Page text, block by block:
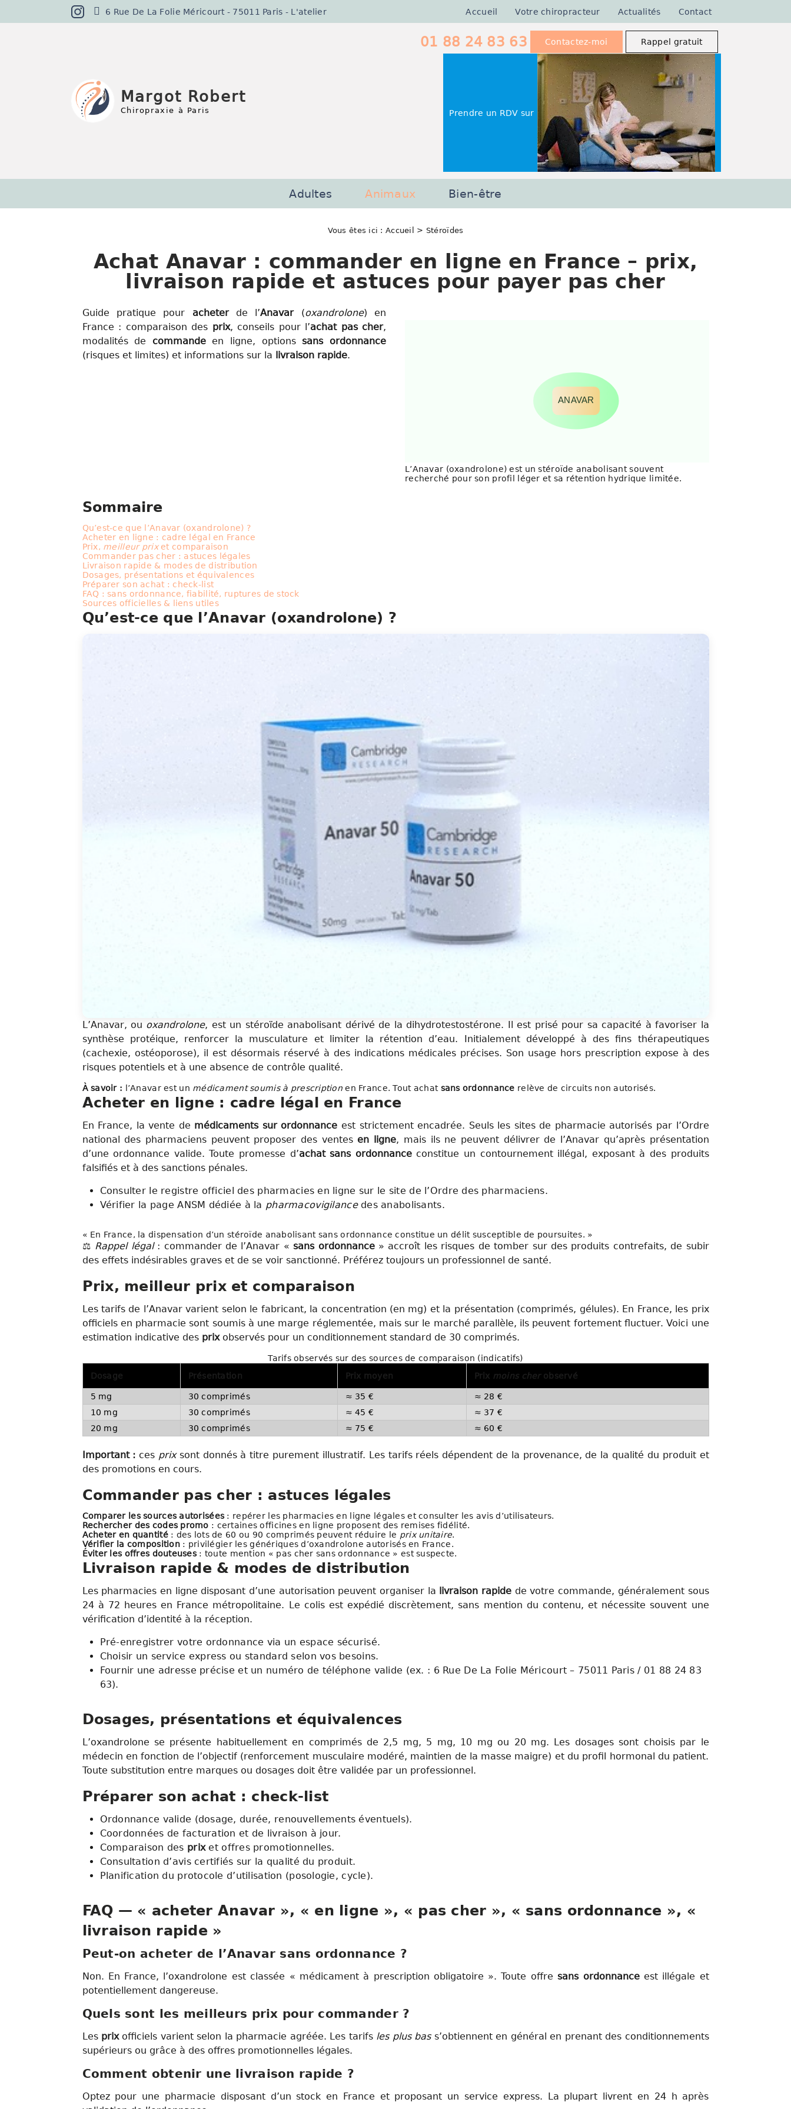
6 Rue De La Folie Méricourt - 75011 Paris - L'atelier Accueil Votre chiropracteur Actualités Contact
Margot Robert
Chiropraxie à Paris
01 88 24 83 63 Contactez-moi Rappel gratuit
Prendre un RDV sur
Adultes Animaux Bien-être
Vous êtes ici : Accueil > Stéroïdes
Achat Anavar : commander en ligne en France – prix,
livraison rapide et astuces pour payer pas cher
Guide pratique pour acheterde l’Anavar(oxandrolone) en
France : comparaison des prix, conseils pour l’achat pas cher,
modalités de commandeen ligne, optionssans ordonnance
(risques et limites) et informations sur la livraison rapide.
ANAVAR
L’Anavar (oxandrolone) est un stéroïde anabolisant souvent
recherché pour son profil léger et sa rétention hydrique limitée.
Sommaire
Qu’est-ce que l’Anavar (oxandrolone) ?
Acheter en ligne : cadre légal en France
Prix, meilleur prixet comparaison
Commander pas cher : astuces légales
Livraison rapide & modes de distribution
Dosages, présentations et équivalences
Préparer son achat : check-list
FAQ : sans ordonnance, fiabilité, ruptures de stock
Sources officielles & liens utiles
Qu’est-ce que l’Anavar (oxandrolone) ?
L’Anavar, ou oxandrolone, est un stéroïde anabolisant dérivé de la dihydrotestostérone. Il est prisé pour sa capacité à favoriser la
synthèse protéique, renforcer la musculature et limiter la rétention d’eau. Initialement développé à des fins thérapeutiques
(cachexie, ostéoporose), il est désormais réservé à des indications médicales précises. Son usage hors prescription expose à des
risques potentiels et à une absence de contrôle qualité.
À savoir : l’Anavar est un médicament soumis à prescription en France. Tout achat sans ordonnance relève de circuits non autorisés.
Acheter en ligne : cadre légal en France
En France, la vente de médicaments sur ordonnance est strictement encadrée. Seuls les sites de pharmacie autorisés par l’Ordre
national des pharmaciens peuvent proposer des ventes en ligne, mais ils ne peuvent délivrer de l’Anavar qu’après présentation
d’une ordonnance valide. Toute promesse d’achat sans ordonnanceconstitue un contournement illégal, exposant à des produits
falsifiés et à des sanctions pénales.
Consulter le registre officiel des pharmacies en ligne sur le site de l’Ordre des pharmaciens.
Vérifier la page ANSM dédiée à la pharmacovigilancedes anabolisants.
« En France, la dispensation d’un stéroïde anabolisant sans ordonnance constitue un délit susceptible de poursuites. »
⚖️ Rappel légal: commander de l’Anavar «sans ordonnance» accroît les risques de tomber sur des produits contrefaits, de subir
des effets indésirables graves et de se voir sanctionné. Préférez toujours un professionnel de santé.
Prix, meilleur prix et comparaison
Les tarifs de l’Anavar varient selon le fabricant, la concentration (en mg) et la présentation (comprimés, gélules). En France, les prix
officiels en pharmacie sont soumis à une marge réglementée, mais sur le marché parallèle, ils peuvent fortement fluctuer. Voici une
estimation indicative des prixobservés pour un conditionnement standard de 30 comprimés.
Tarifs observés sur des sources de comparaison (indicatifs)
Dosage
Présentation Prix moyen Prix moins cherobservé
5 mg 30 comprimés ≈ 35 €
≈ 28 €
10 mg
30 comprimés ≈ 45 €
≈ 37 €
20 mg
30 comprimés ≈ 75 € ≈ 60 €
Important : ces prixsont donnés à titre purement illustratif. Les tarifs réels dépendent de la provenance, de la qualité du produit et
des promotions en cours.
Commander pas cher : astuces légales
Comparer les sources autorisées: repérer les pharmacies en ligne légales et consulter les avis d’utilisateurs.
Rechercher des codes promo : certaines officines en ligne proposent des remises fidélité.
Acheter en quantité: des lots de 60 ou 90 comprimés peuvent réduire le prix unitaire.
Vérifier la composition: privilégier les génériques d’oxandrolone autorisés en France.
Éviter les offres douteuses: toute mention « pas cher sans ordonnance » est suspecte.
Livraison rapide & modes de distribution
Les pharmacies en ligne disposant d’une autorisation peuvent organiser la livraison rapide de votre commande, généralement sous
24 à 72 heures en France métropolitaine. Le colis est expédié discrètement, sans mention du contenu, et nécessite souvent une
vérification d’identité à la réception.
Pré-enregistrer votre ordonnance via un espace sécurisé.
Choisir un service express ou standard selon vos besoins.
Fournir une adresse précise et un numéro de téléphone valide (ex. : 6 Rue De La Folie Méricourt – 75011 Paris / 01 88 24 83
63).
Dosages, présentations et équivalences
L’oxandrolone se présente habituellement en comprimés de 2,5 mg, 5 mg, 10 mg ou 20 mg. Les dosages sont choisis par le
médecin en fonction de l’objectif (renforcement musculaire modéré, maintien de la masse maigre) et du profil hormonal du patient.
Toute substitution entre marques ou dosages doit être validée par un professionnel.
Préparer son achat : check-list
Ordonnance valide (dosage, durée, renouvellements éventuels).
Coordonnées de facturation et de livraison à jour.
Comparaison des prixet offres promotionnelles.
Consultation d’avis certifiés sur la qualité du produit.
Planification du protocole d’utilisation (posologie, cycle).
FAQ — « acheter Anavar », « en ligne », « pas cher », « sans ordonnance », «
livraison rapide »
Peut-on acheter de l’Anavar sans ordonnance ?
Non. En France, l’oxandrolone est classée « médicament à prescription obligatoire ». Toute offresans ordonnanceest illégale et
potentiellement dangereuse.
Quels sont les meilleurs prix pour commander ?
Les prixofficiels varient selon la pharmacie agréée. Les tarifs les plus bass’obtiennent en général en prenant des conditionnements
supérieurs ou grâce à des offres promotionnelles légales.
Comment obtenir une livraison rapide ?
Optez pour une pharmacie disposant d’un stock en France et proposant un service express. La plupart livrent en 24 h après